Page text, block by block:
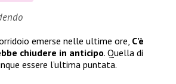
emerse nelle ultime ore, C’è
chiudere in anticipo. Quella di
essere l’ultima puntata.